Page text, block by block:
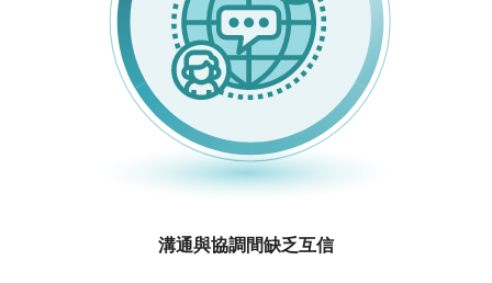
溝通與協調間缺乏互信